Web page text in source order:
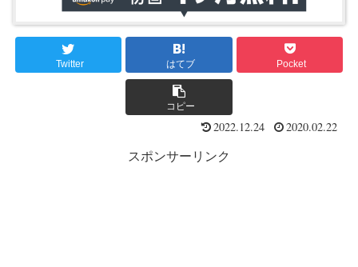
Twitter はてブ Pocket
コピー
2022.12.24 2020.02.22
スポンサーリンク